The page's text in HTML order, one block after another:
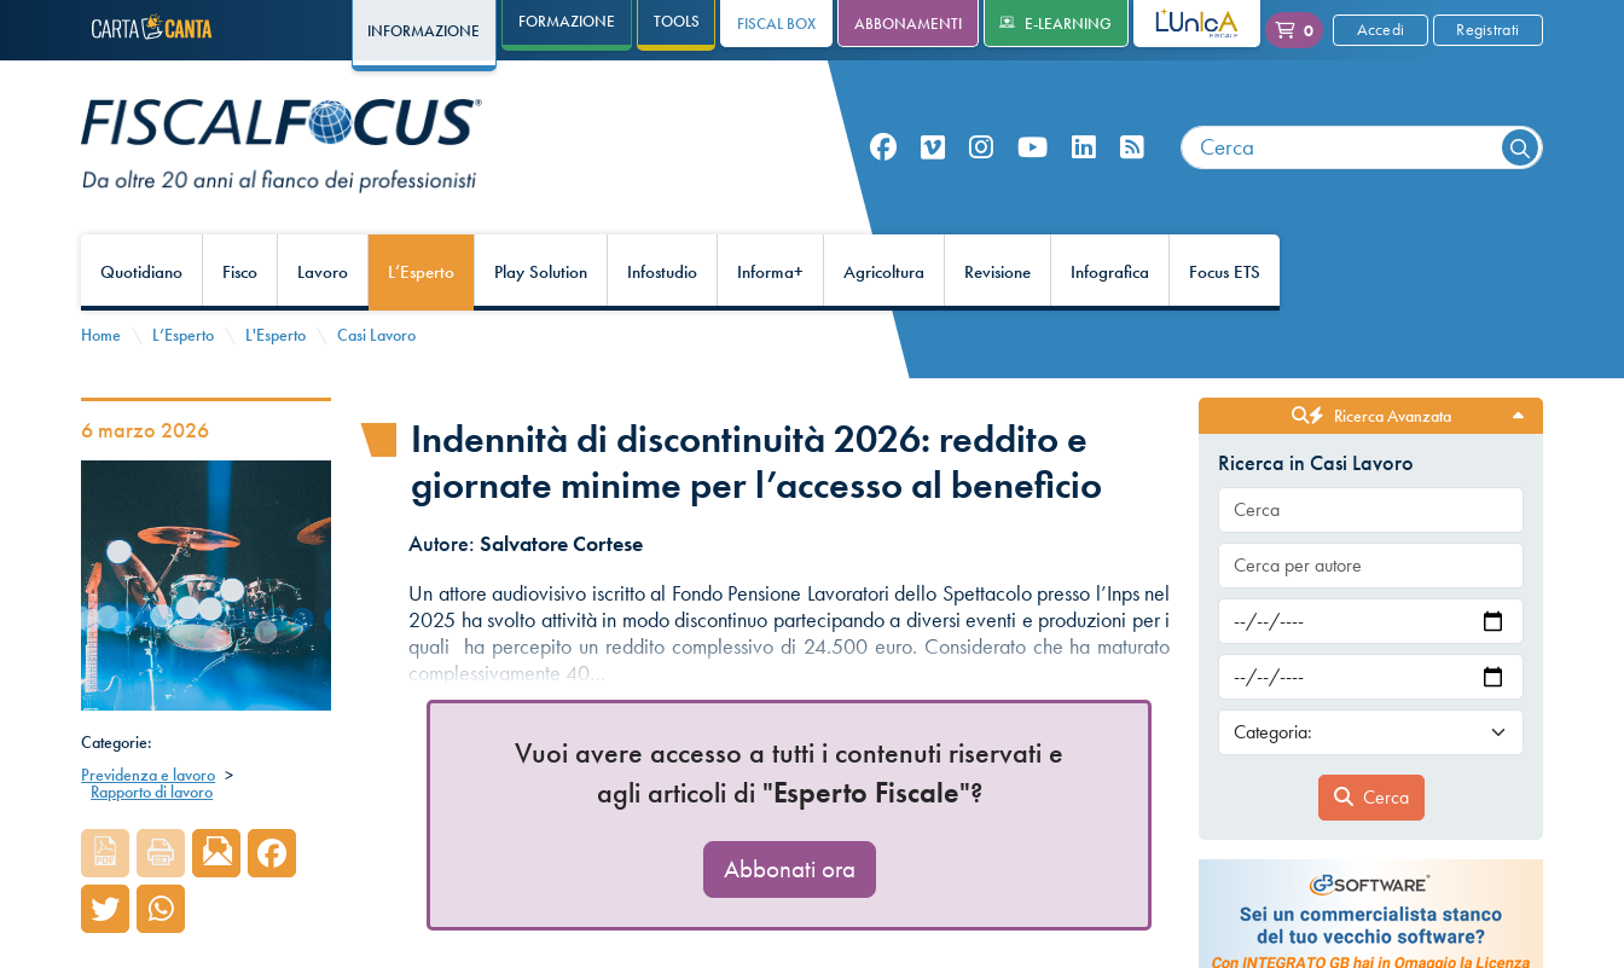
INFORMAZIONE FORMAZIONE TOOLS FISCAL BOX ABBONAMENTI E-LEARNING L'UNICA 0 Accedi Registrati
Quotidiano Fisco Lavoro L’Esperto Play Solution Infostudio Informa+ Agricoltura Revisione Infografica Focus ETS
Home L’Esperto L'Esperto Casi Lavoro
6 marzo 2026
Categorie:
Previdenza e lavoro >
Rapporto di lavoro
Indennità di discontinuità 2026: reddito e
giornate minime per l’accesso al beneficio
Autore:Salvatore Cortese
Un attore audiovisivo iscritto al Fondo Pensione Lavoratori dello Spettacolo presso l’Inps nel
2025 ha svolto attività in modo discontinuo partecipando a diversi eventi e produzioni per i
quali ha percepito un reddito complessivo di 24.500 euro. Considerato che ha maturato
complessivamente 40…
Vuoi avere accesso a tutti i contenuti riservati e
agli articoli di "Esperto Fiscale"?
Abbonati ora
Ricerca Avanzata
Ricerca in Casi Lavoro
Cerca